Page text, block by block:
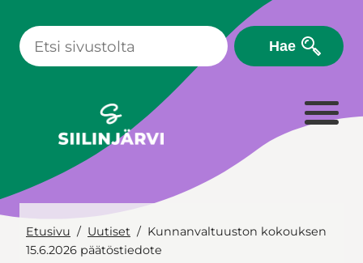
sisältöön
Hae
Etusivu Uutiset
Kunnanvaltuuston kokouksen
15.6.2026 päätöstiedote